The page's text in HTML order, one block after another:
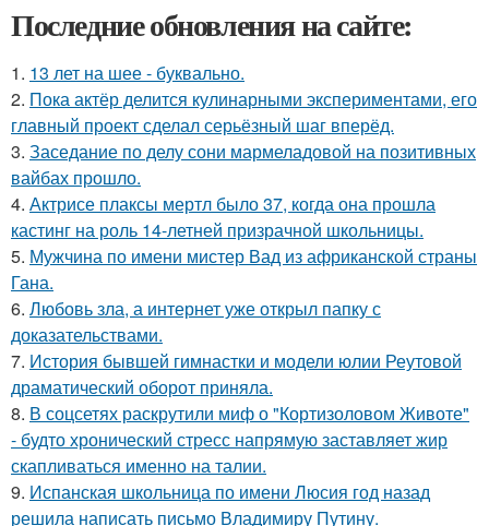
Последние обновления на сайте:
1. 13 лет на шее - буквально.
2. Пока актёр делится кулинарными экспериментами, его
главный проект сделал серьёзный шаг вперёд.
3. Заседание по делу сони мармеладовой на позитивных
вайбах прошло.
4. Актрисе плаксы мертл было 37, когда она прошла
кастинг на роль 14-летней призрачной школьницы.
5. Мужчина по имени мистер Вад из африканской страны
Гана.
6. Любовь зла, а интернет уже открыл папку с
доказательствами.
7. История бывшей гимнастки и модели юлии Реутовой
драматический оборот приняла.
8. В соцсетях раскрутили миф о "Кортизоловом Животе"
- будто хронический стресс напрямую заставляет жир
скапливаться именно на талии.
9. Испанская школьница по имени Люсия год назад
решила написать письмо Владимиру Путину.